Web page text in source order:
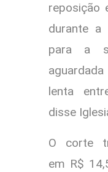
reposição
durante a
para a
lenta
disse
O corte
em R$